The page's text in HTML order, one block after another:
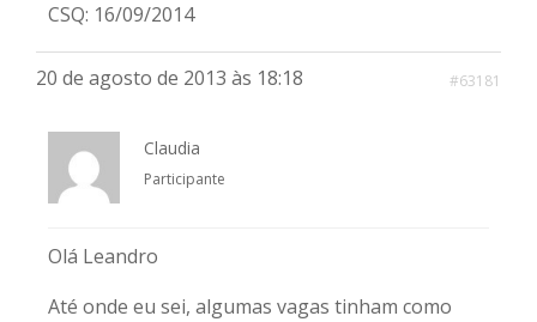
CSQ: 16/09/2014
20 de agosto de 2013 às 18:18 #63181
Claudia
Participante
Olá Leandro
Até onde eu sei, algumas vagas tinham como